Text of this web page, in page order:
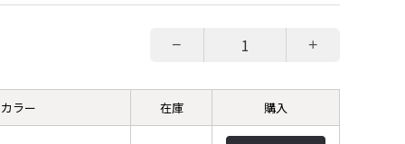
− +
カラー 在庫 購入